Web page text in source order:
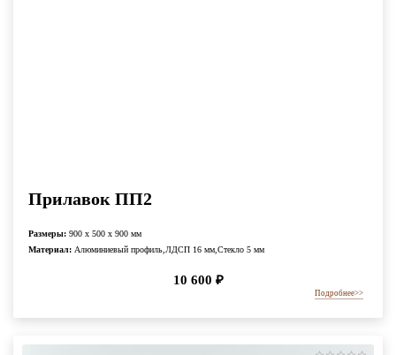
Прилавок ПП2
Размеры: 900 x 500 x 900 мм
Материал: Алюминиевый профиль,ЛДСП 16 мм,Стекло 5 мм
10 600 ₽
Подробнее>>